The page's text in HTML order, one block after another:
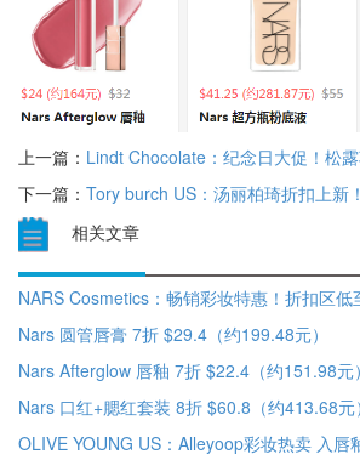
上一篇： Lindt Chocolate：纪念日大促！松露巧克
下一篇： Tory burch US：汤丽柏琦折扣上新！托特包
相关文章
Nars 圆管唇膏 7折 $29.4（约199.48元）
Nars Afterglow 唇釉 7折 $22.4（约151.98元）
Nars 口红+腮红套装 8折 $60.8（约413.68元）